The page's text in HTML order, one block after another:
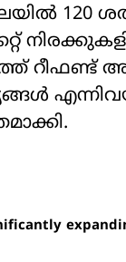
റീഫണ്ട്